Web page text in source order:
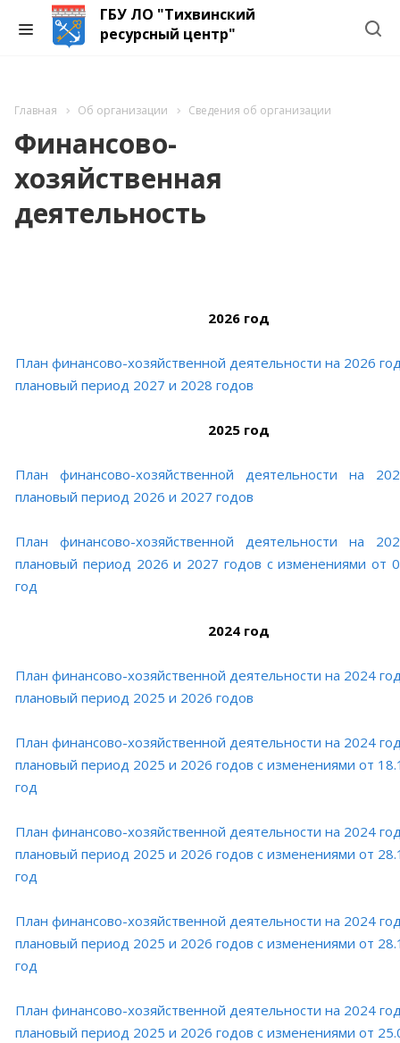
ГБУ ЛО "Тихвинский
ресурсный центр"
Главная Об организации Сведения об организации
Финансово-
хозяйственная
деятельность
2026 год
План финансово-хозяйственной деятельности на 2026
плановый период 2027 и 2028 годов
2025 год
План финансово-хозяйственной деятельности на
плановый период 2026 и 2027 годов
План финансово-хозяйственной деятельности на
плановый период 2026 и 2027 годов с изменениями от
год
2024 год
План финансово-хозяйственной деятельности на 2024
плановый период 2025 и 2026 годов
План финансово-хозяйственной деятельности на 2024
плановый период 2025 и 2026 годов с изменениями от
год
План финансово-хозяйственной деятельности на 2024
плановый период 2025 и 2026 годов с изменениями от
год
План финансово-хозяйственной деятельности на 2024
плановый период 2025 и 2026 годов с изменениями от
год
План финансово-хозяйственной деятельности на 2024
плановый период 2025 и 2026 годов с изменениями от